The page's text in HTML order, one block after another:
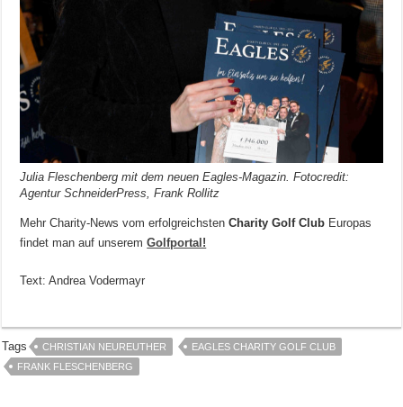
Julia Fleschenberg mit dem neuen Eagles-Magazin. Fotocredit:
Agentur SchneiderPress, Frank Rollitz
Mehr Charity-News vom erfolgreichstenCharity Golf Club Europas
findet man auf unseremGolfportal!
Text: Andrea Vodermayr
Tags CHRISTIAN NEUREUTHER
EAGLES CHARITY GOLF CLUB
FRANK FLESCHENBERG